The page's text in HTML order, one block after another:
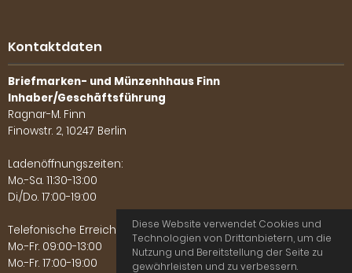
Kontaktdaten
Briefmarken- und Münzenhhaus Finn
Inhaber/Geschäftsführung
Ragnar-M. Finn
Finowstr. 2, 10247 Berlin
Ladenöffnungszeiten:
Mo.-Sa. 11:30-13:00
Di./Do. 17:00-19:00
Telefonische Erreichbarkeit:
Mo.-Fr. 09:00-13:00
Mo.-Fr. 17:00-19:00
Diese Website verwendet Cookies und
Technologien von Drittanbietern, um die
Nutzung und Bereitstellung der Seite zu
gewährleisten und zu verbessern.